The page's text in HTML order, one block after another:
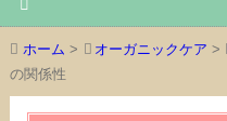
ホーム > オーガニックケア >
の関係性